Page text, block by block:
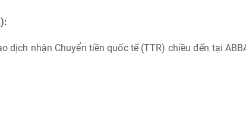
dịch nhận Chuyển tiền quốc tế (TTR) chiều đến tại